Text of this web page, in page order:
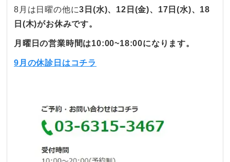
8月は日曜の他に3 日(水)、12日(金)、17 日(水)、 18
日(木)がお休みです。
月曜日の営業時間は10:00~18:00になります。
9月の休診日はコチラ